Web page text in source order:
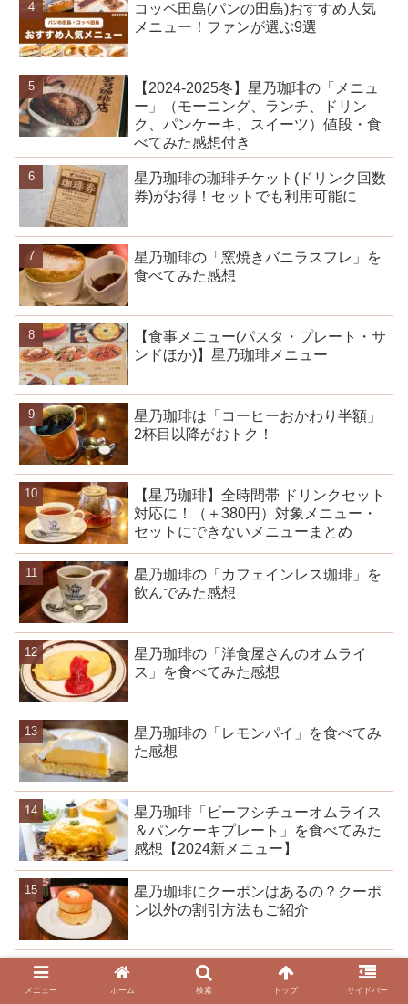
コッペ田島(パンの田島)おすすめ人気
メニュー！ファンが選ぶ9選
【2024-2025冬】星乃珈琲の「メニュ
ー」（モーニング、ランチ、ドリン
ク、パンケーキ、スイーツ）値段・食
べてみた感想付き
星乃珈琲の珈琲チケット(ドリンク回数
券)がお得！セットでも利用可能に
星乃珈琲の「窯焼きバニラスフレ」を
食べてみた感想
【食事メニュー(パスタ・プレート・サ
ンドほか)】星乃珈琲メニュー
星乃珈琲は「コーヒーおかわり半額」
2杯目以降がおトク！
【星乃珈琲】全時間帯 ドリンクセット
対応に！（＋380円）対象メニュー・
セットにできないメニューまとめ
星乃珈琲の「カフェインレス珈琲」を
飲んでみた感想
星乃珈琲の「洋食屋さんのオムライ
ス」を食べてみた感想
星乃珈琲の「レモンパイ」を食べてみ
た感想
星乃珈琲「ビーフシチューオムライス
＆パンケーキプレート」を食べてみた
感想【2024新メニュー】
星乃珈琲にクーポンはあるの？クーポ
ン以外の割引方法もご紹介
星乃珈琲店に「フリーWi-Fi」導入スタ
ート！電源を使える店舗はごく少数
メニュー ホーム 検索 トップ サイドバー